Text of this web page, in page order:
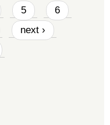
5
6
next ›